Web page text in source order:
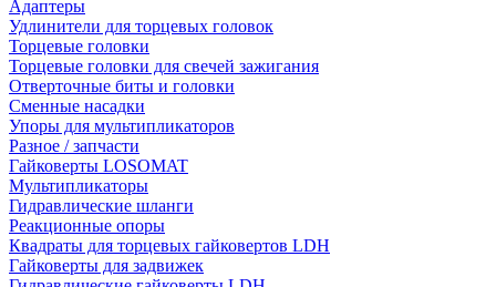
Адаптеры
Удлинители для торцевых головок
Торцевые головки
Торцевые головки для свечей зажигания
Отверточные биты и головки
Сменные насадки
Упоры для мультипликаторов
Разное / запчасти
Гайковерты LOSOMAT
Мультипликаторы
Гидравлические шланги
Реакционные опоры
Квадраты для торцевых гайковертов LDH
Гайковерты для задвижек